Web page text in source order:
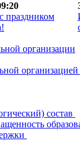
праздником
организации
организацией
состав